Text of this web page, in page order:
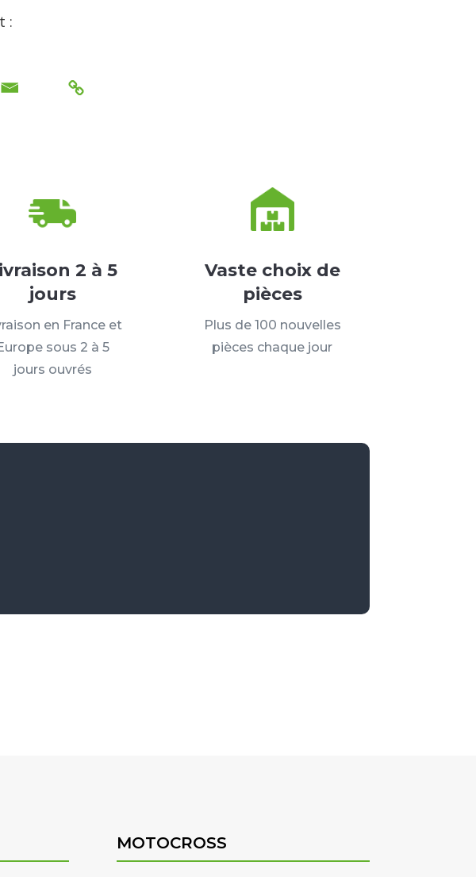
:
2 à 5
jours
en France et
sous 2 à 5
jours ouvrés
Vaste choix de
pièces
Plus de 100 nouvelles
pièces chaque jour
MOTOCROSS